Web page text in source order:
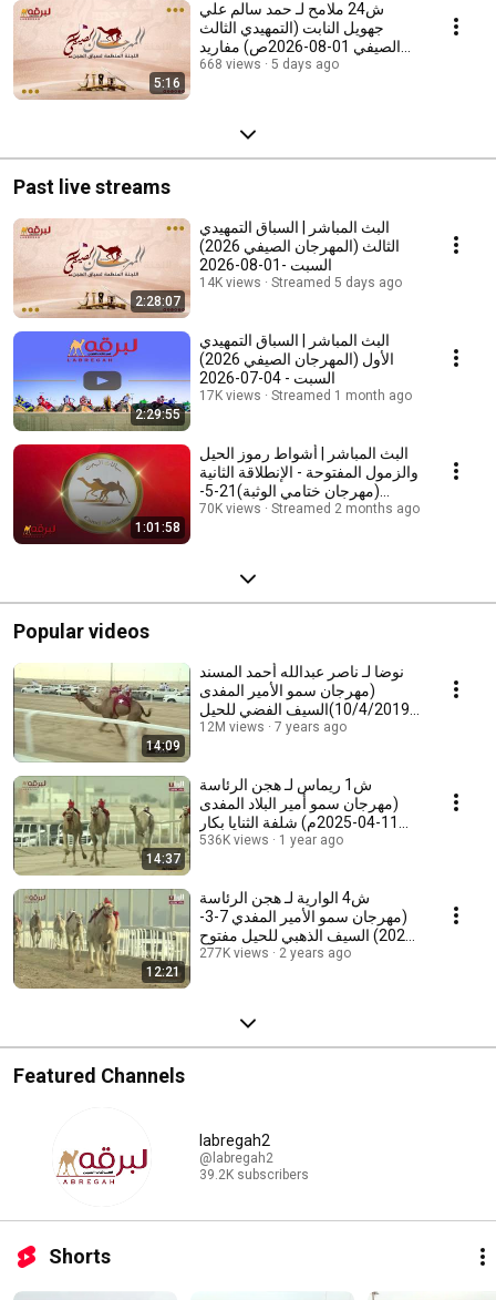
5:16
ش24 ملامح لـ حمد سالم علي
جهويل النابت (التمهيدي الثالث
الصيفي 01-08-2026ص) مفاريد
بكار 2:55:37668 views 5 days ago
Past live streams
2:28:07
البث المباشر | السباق التمهيدي
الثالث (المهرجان الصيفي 2026)
السبت -01-08-2026
14K views Streamed 5 days ago
2:29:55
البث المباشر | السباق التمهيدي
الأول (المهرجان الصيفي 2026)
السبت - 04-07-2026
17K views Streamed 1 month ago
1:01:58
البث المباشر | أشواط رموز الحيل
والزمول المفتوحة - الإنطلاقة الثانية
(مهرجان ختامي الوثبة)21-5-
2026م
70K views Streamed 2 months ago
Popular videos
14:09
نوضا لـ ناصر عبدالله أحمد المسند
(مهرجان سمو الأمير المفدى
10/4/2019)السيف الفضي للحيل
مفتوح 12:08:512M views 7 years ago
14:37
ش1 ريماس لـ هجن الرئاسة
(مهرجان سمو أمير البلاد المفدى
11-04-2025م) شلفة الثنايا بكار
مفتوح 11:57:66536K views 1 year ago
12:21
ش4 الوارية لـ هجن الرئاسة
(مهرجان سمو الأمير المفدي 7-3-
2024) السيف الذهبي للحيل مفتوح
11:47:40
277K views 2 years ago
Featured Channels
labregah2
@labregah2
39.2K subscribers
Shorts